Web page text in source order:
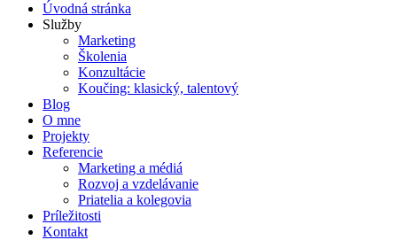
Úvodná stránka
Služby
Marketing
Školenia
Konzultácie
Koučing: klasický, talentový
Blog
O mne
Projekty
Referencie
Marketing a médiá
Rozvoj a vzdelávanie
Priatelia a kolegovia
Príležitosti
Kontakt